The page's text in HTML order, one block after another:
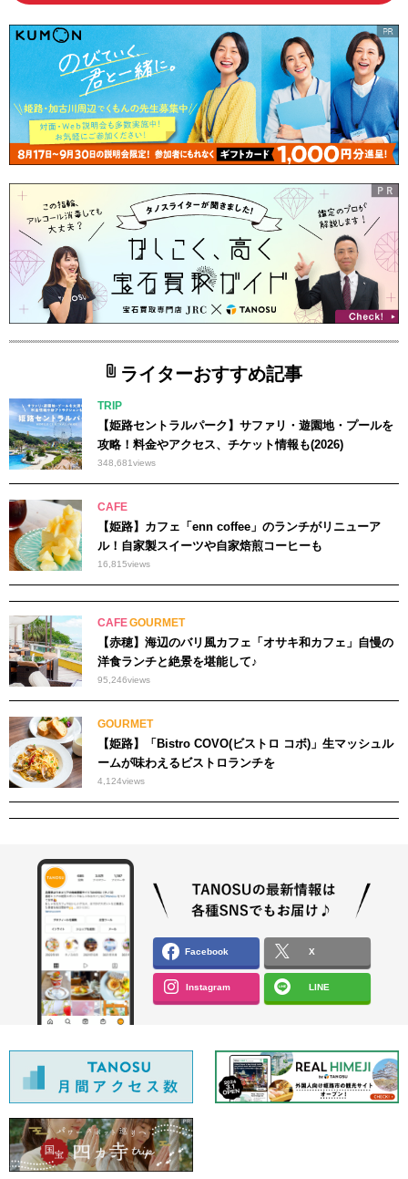
ライターおすすめ記事
TRIP
【姫路セントラルパーク】サファリ・遊園地・プールを
攻略！料金やアクセス、チケット情報も(2026)
348,681views
CAFE
【姫路】カフェ「enn coffee」のランチがリニューア
ル！自家製スイーツや自家焙煎コーヒーも
16,815views
CAFEGOURMET
【赤穂】海辺のバリ風カフェ「オサキ和カフェ」自慢の
洋食ランチと絶景を堪能して♪
95,246views
GOURMET
【姫路】「Bistro COVO(ビストロ コボ)」生マッシュル
ームが味わえるビストロランチを
4,124views
Facebook X
Instagram LINE